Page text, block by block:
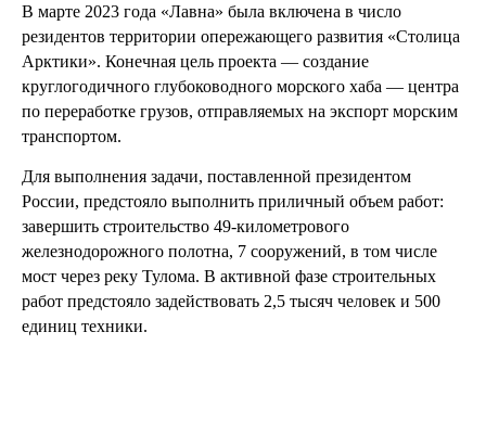
В марте 2023 года «Лавна» была включена в число
резидентов территории опережающего развития «Столица
Арктики». Конечная цель проекта — создание
круглогодичного глубоководного морского хаба — центра
по переработке грузов, отправляемых на экспорт морским
транспортом.
Для выполнения задачи, поставленной президентом
России, предстояло выполнить приличный объем работ:
завершить строительство 49-километрового
железнодорожного полотна, 7 сооружений, в том числе
мост через реку Тулома. В активной фазе строительных
работ предстояло задействовать 2,5 тысяч человек и 500
единиц техники.